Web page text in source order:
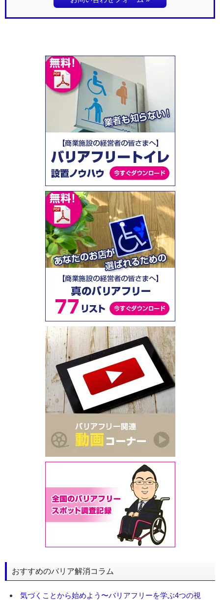
おすすめのバリア解消コラム
気づくことから始めよう〜バリアフリーを学ぶ4つの視